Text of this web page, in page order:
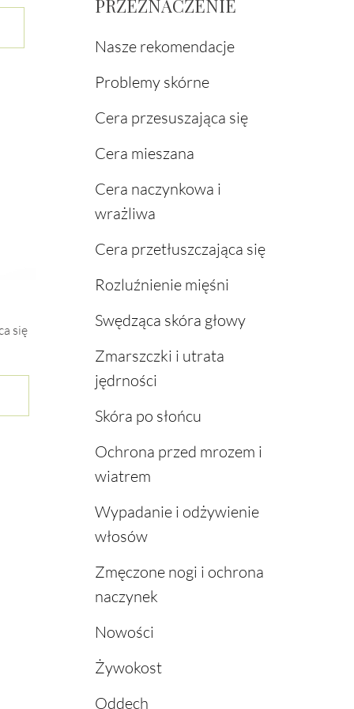
ma
się
PRZEZNACZENIE
Nasze rekomendacje
Problemy skórne
Cera przesuszająca się
Cera mieszana
Cera naczynkowa i
wrażliwa
Cera przetłuszczająca się
Rozluźnienie mięśni
Swędząca skóra głowy
Zmarszczki i utrata
jędrności
Skóra po słońcu
Ochrona przed mrozem i
wiatrem
Wypadanie i odżywienie
włosów
Zmęczone nogi i ochrona
naczynek
Nowości
Żywokost
Oddech